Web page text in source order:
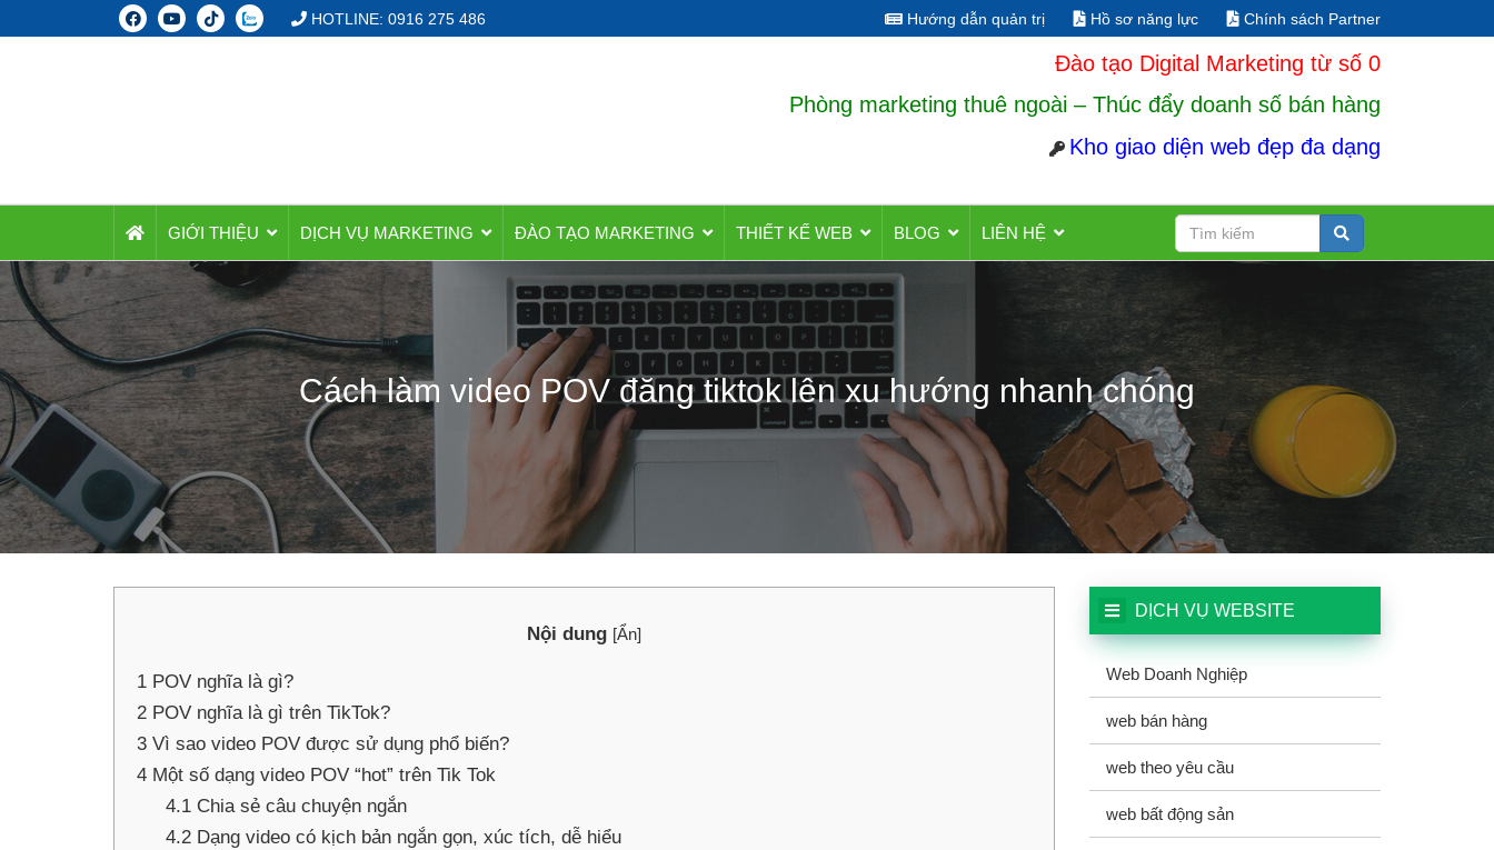
HOTLINE: 0916 275 486 Hướng dẫn quản trị Hồ sơ năng lực Chính sách Partner
Đào tạo Digital Marketing từ số 0
Phòng marketing thuê ngoài – Thúc đẩy doanh số bán hàng
Kho giao diện web đẹp đa dạng
GIỚI THIỆU DỊCH VỤ MARKETING ĐÀO TẠO MARKETING THIẾT KẾ WEB BLOG LIÊN HỆ
Cách làm video POV đăng tiktok lên xu hướng nhanh chóng
Nội dung [Ẩn]
1 POV nghĩa là gì?
2 POV nghĩa là gì trên TikTok?
3 Vì sao video POV được sử dụng phổ biến?
4 Một số dạng video POV “hot” trên Tik Tok
4.1Chia sẻ câu chuyện ngắn
4.2Dạng video có kịch bản ngắn gọn, xúc tích, dễ hiểu
DỊCH VỤ WEBSITE
Web Doanh Nghiệp
web bán hàng
web theo yêu cầu
web bất động sản